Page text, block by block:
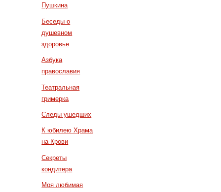
Пушкина
Беседы о
душевном
здоровье
Азбука
православия
Театральная
гримерка
Следы ушедших
К юбилею Храма
на Крови
Секреты
кондитера
Моя любимая